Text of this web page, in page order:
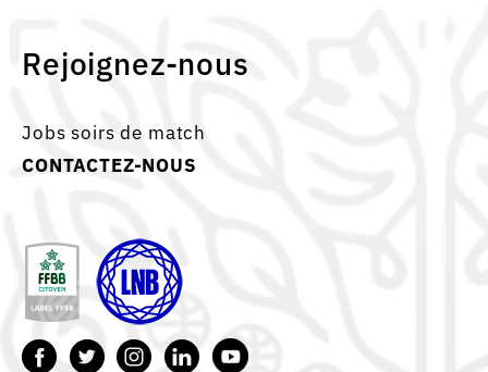
Rejoignez-nous
Jobs soirs de match
CONTACTEZ-NOUS